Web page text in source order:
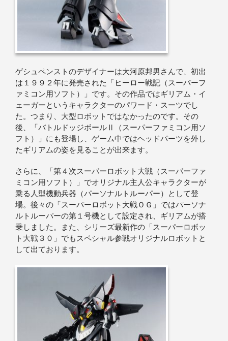
ゲシュペンストのデザイナーは大河原邦男さんで、初出
は１９９２年に発売された「ヒーロー戦記（スーパーフ
ァミコン用ソフト）」です。その作品ではギリアム・イ
ェーガーというキャラクターのパワード・スーツでし
た。つまり、大型ロボットではなかったのです。その
後、「バトルドッジボールⅡ（スーパーファミコン用ソ
フト）」にも登場し、ゲーム中ではヘッドパーツを外し
たギリアムの姿を見ることが出来ます。
さらに、「第４次スーパーロボット大戦（スーパーファ
ミコン用ソフト）」でオリジナル主人公キャラクターが
乗る人型機動兵器（パーソナルトルーパー）として登
場。後々の「スーパーロボット大戦ＯＧ」ではパーソナ
ルトルーパーの第１号機として設定され、ギリアムが搭
乗しました。また、シリーズ最新作の「スーパーロボッ
ト大戦３０」でもスペシャル参戦オリジナルロボットと
して出ております。